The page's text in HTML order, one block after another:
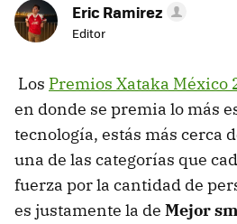
Eric Ramirez
Editor
Los Premios Xataka México
en donde se premia lo más
tecnología, estás más cerca
una de las categorías que
fuerza por la cantidad de
es justamente la de Mejor